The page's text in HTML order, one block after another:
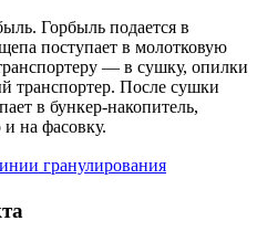
Горбыль подается в
поступает в молотковую
— в сушку, опилки
транспортер. После сушки
в бункер-накопитель,
и на фасовку.
гранулирования